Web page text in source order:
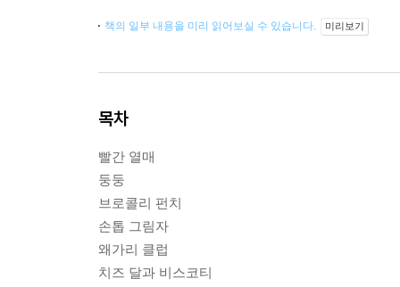
책의 일부 내용을 미리 읽어보실 수 있습니다. 미리보기
목차
빨간 열매
둥둥
브로콜리 펀치
손톱 그림자
왜가리 클럽
치즈 달과 비스코티